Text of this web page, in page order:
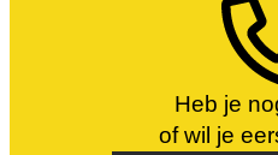
Heb je
of wil je